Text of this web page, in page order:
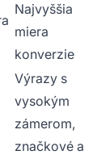
Najvyššia
miera
konverzie
Výrazy s
vysokým
zámerom,
značkové a